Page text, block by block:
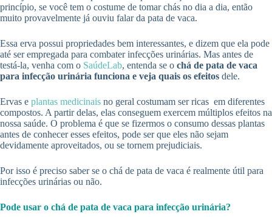
princípio, se você tem o costume de tomar chás no dia a dia, então
muito provavelmente já ouviu falar da pata de vaca.
Essa erva possui propriedades bem interessantes, e dizem que ela pode
até ser empregada para combater infecções urinárias. Mas antes de
testá-la, venha com o SaúdeLab, entenda se o chá de pata de vaca
para infecção urinária funciona e veja quais os efeitos dele.
Ervas e plantas medicinais no geral costumam ser ricas em diferentes
compostos. A partir delas, elas conseguem exercem múltiplos efeitos na
nossa saúde. O problema é que se fizermos o consumo dessas plantas
antes de conhecer esses efeitos, pode ser que eles não sejam
devidamente aproveitados, ou se tornem prejudiciais.
Por isso é preciso saber se o chá de pata de vaca é realmente útil para
infecções urinárias ou não.
Pode usar o chá de pata de vaca para infecção urinária?